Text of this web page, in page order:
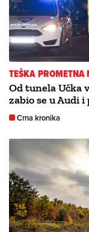
TEŠKA PROMETNA
Od tunela Učka
zabio se u Audi i
Crna kronika